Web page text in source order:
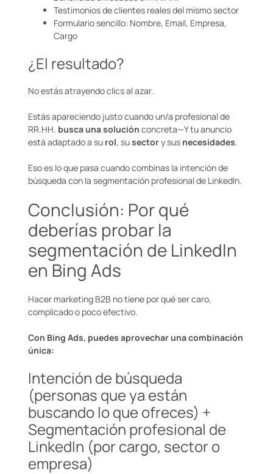
Testimonios de clientes reales del mismo sector
Formulario sencillo: Nombre, Email, Empresa,
Cargo
¿El resultado?
No estás atrayendo clics al azar.
Estás apareciendo justo cuando un/a profesional de
RR.HH. busca una solución concreta—Y tu anuncio
está adaptado a su rol, susectory sus necesidades.
Eso es lo que pasa cuando combinas la intención de
búsqueda con la segmentación profesional de LinkedIn.
Conclusión: Por qué
deberías probar la
segmentación de LinkedIn
en Bing Ads
Hacer marketing B2B no tiene por qué ser caro,
complicado o poco efectivo.
Con Bing Ads, puedes aprovechar una combinación
única:
Intención de búsqueda
(personas que ya están
buscando lo que ofreces) +
Segmentación profesional de
LinkedIn (por cargo, sector o
empresa)